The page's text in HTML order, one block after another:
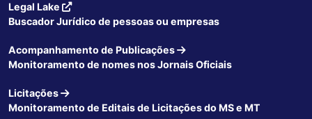
Legal Lake
Buscador Jurídico de pessoas ou empresas
Acompanhamento de Publicações
Monitoramento de nomes nos Jornais Oficiais
Licitações
Monitoramento de Editais de Licitações do MS e MT